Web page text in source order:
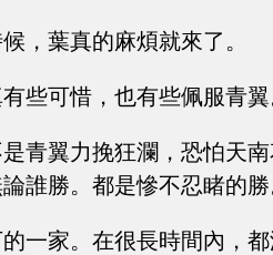
，葉真的麻煩就來了。
些可惜，也有些佩服青
青翼力挽狂瀾，恐怕天
誰勝。都是慘不忍睹的
一家。在很長時間內，